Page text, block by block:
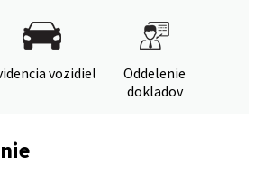
vozidiel
Oddelenie
dokladov